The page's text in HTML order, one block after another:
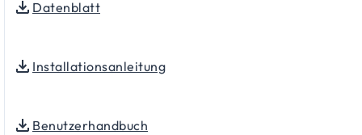
Datenblatt
Installationsanleitung
Benutzerhandbuch